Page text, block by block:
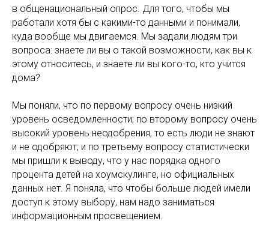
в общенациональный опрос. Для того, чтобы мы
работали хотя бы с какими-то данными и понимали,
куда вообще мы двигаемся. Мы задали людям три
вопроса: знаете ли вы о такой возможности, как вы к
этому относитесь, и знаете ли вы кого-то, кто учится
дома?
Мы поняли, что по первому вопросу очень низкий
уровень осведомленности; по второму вопросу очень
высокий уровень неодобрения, то есть люди не знают
и не одобряют; и по третьему вопросу статистически
мы пришли к выводу, что у нас порядка одного
процента детей на хоумскулинге, но официальных
данных нет. Я поняла, что чтобы больше людей имели
доступ к этому выбору, нам надо заниматься
информационным просвещением.